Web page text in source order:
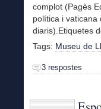
complot (Pagès
política i vaticana
diaris).Etiquetes
Tags: Museu de
3 respostes